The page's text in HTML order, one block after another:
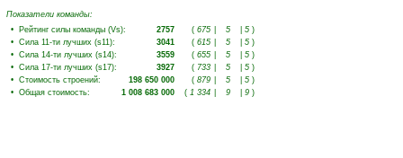
Показатели команды:
• Рейтинг силы команды (Vs): 2757 ( 675 5 5 )
• Сила 11-ти лучших (s11): 3041 ( 615 5 5 )
• Сила 14-ти лучших (s14): 3559 ( 655 5 5 )
• Сила 17-ти лучших (s17): 3927 ( 733 5 5 )
• Стоимость строений: 198 650 000 ( 879 5 5 )
• Общая стоимость: 1 008 683 000 ( 1 334 9 9 )